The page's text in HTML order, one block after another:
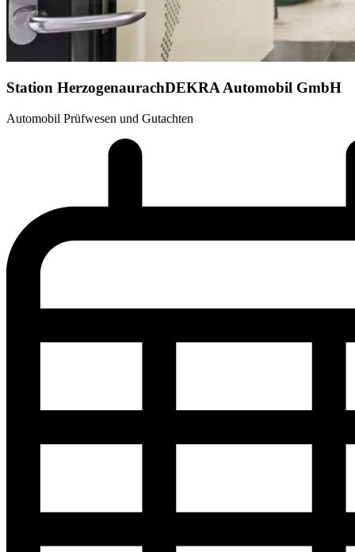
Station HerzogenaurachDEKRA Automobil GmbH
Automobil Prüfwesen und Gutachten